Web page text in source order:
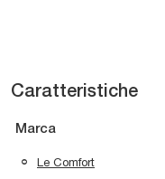
Caratteristiche
Marca
Le Comfort